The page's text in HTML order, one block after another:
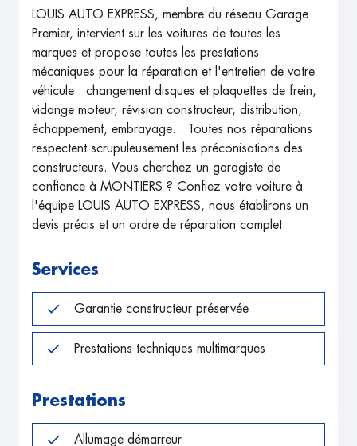
LOUIS AUTO EXPRESS, membre du réseau Garage
Premier, intervient sur les voitures de toutes les
marques et propose toutes les prestations
mécaniques pour la réparation et l'entretien de votre
véhicule : changement disques et plaquettes de frein,
vidange moteur, révision constructeur, distribution,
échappement, embrayage... Toutes nos réparations
respectent scrupuleusement les préconisations des
constructeurs. Vous cherchez un garagiste de
confiance à MONTIERS ? Confiez votre voiture à
l'équipe LOUIS AUTO EXPRESS, nous établirons un
devis précis et un ordre de réparation complet.
Services
Garantie constructeur préservée
Prestations techniques multimarques
Prestations
Allumage démarreur